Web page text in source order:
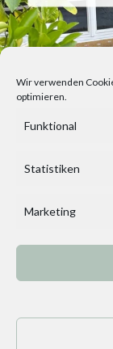
Wir verwenden
optimieren.
Funktional
Statistiken
Marketing